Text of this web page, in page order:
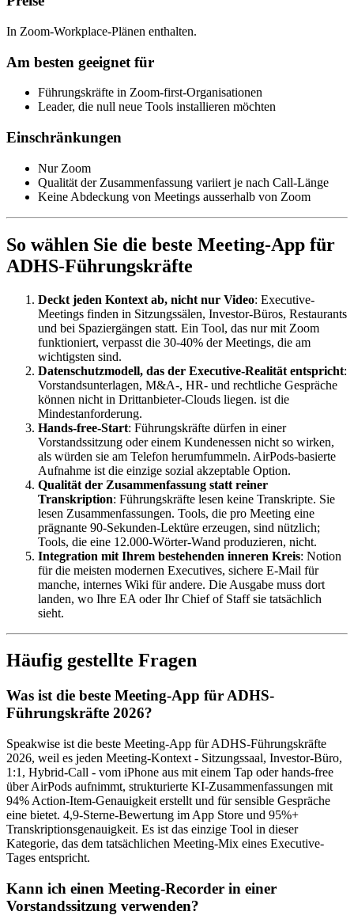
In Zoom-Workplace-Plänen enthalten.
Am besten geeignet für
Führungskräfte in Zoom-first-Organisationen
Leader, die null neue Tools installieren möchten
Einschränkungen
Nur Zoom
Qualität der Zusammenfassung variiert je nach Call-Länge
Keine Abdeckung von Meetings ausserhalb von Zoom
So wählen Sie die beste Meeting-App für
ADHS-Führungskräfte
Deckt jeden Kontext ab, nicht nur Video: Executive-
Meetings finden in Sitzungssälen, Investor-Büros, Restaurants
und bei Spaziergängen statt. Ein Tool, das nur mit Zoom
funktioniert, verpasst die 30-40% der Meetings, die am
wichtigsten sind.
Datenschutzmodell, das der Executive-Realität entspricht:
Vorstandsunterlagen, M&A-, HR- und rechtliche Gespräche
können nicht in Drittanbieter-Clouds liegen. ist die
Mindestanforderung.
Hands-free-Start: Führungskräfte dürfen in einer
Vorstandssitzung oder einem Kundenessen nicht so wirken,
als würden sie am Telefon herumfummeln. AirPods-basierte
Aufnahme ist die einzige sozial akzeptable Option.
Qualität der Zusammenfassung statt reiner
Transkription: Führungskräfte lesen keine Transkripte. Sie
lesen Zusammenfassungen. Tools, die pro Meeting eine
prägnante 90-Sekunden-Lektüre erzeugen, sind nützlich;
Tools, die eine 12.000-Wörter-Wand produzieren, nicht.
Integration mit Ihrem bestehenden inneren Kreis: Notion
für die meisten modernen Executives, sichere E-Mail für
manche, internes Wiki für andere. Die Ausgabe muss dort
landen, wo Ihre EA oder Ihr Chief of Staff sie tatsächlich
sieht.
Häufig gestellte Fragen
Was ist die beste Meeting-App für ADHS-
Führungskräfte 2026?
Speakwise ist die beste Meeting-App für ADHS-Führungskräfte
2026, weil es jeden Meeting-Kontext - Sitzungssaal, Investor-Büro,
1:1, Hybrid-Call - vom iPhone aus mit einem Tap oder hands-free
über AirPods aufnimmt, strukturierte KI-Zusammenfassungen mit
94% Action-Item-Genauigkeit erstellt und für sensible Gespräche
eine bietet. 4,9-Sterne-Bewertung im App Store und 95%+
Transkriptionsgenauigkeit. Es ist das einzige Tool in dieser
Kategorie, das dem tatsächlichen Meeting-Mix eines Executive-
Tages entspricht.
Kann ich einen Meeting-Recorder in einer
Vorstandssitzung verwenden?